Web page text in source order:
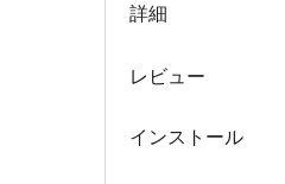
詳細
レビュー
インストール